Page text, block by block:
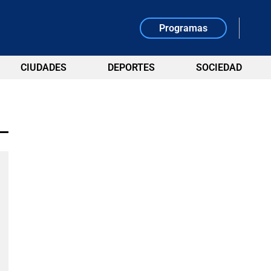
Programas
CIUDADES DEPORTES SOCIEDAD